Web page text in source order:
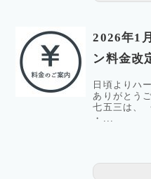
2026年1
ン料金改
日頃よりハ
ありがとう
七五三は、
・...